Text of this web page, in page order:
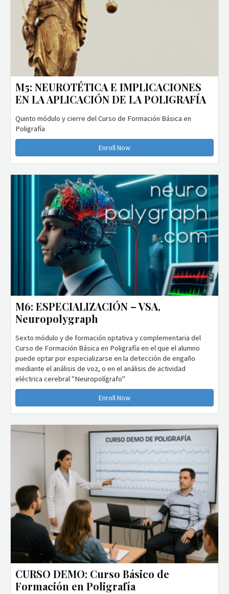
M5: NEUROTÉTICA E IMPLICACIONES
EN LA APLICACIÓN DE LA POLIGRAFÍA
Quinto módulo y cierre del Curso de Formación Básica en
Poligrafía
Enroll Now
M6: ESPECIALIZACIÓN – VSA,
Neuropolygraph
Sexto módulo y de formación optativa y complementaria del
Curso de Formación Básica en Poligrafía en el que el alumno
puede optar por especializarse en la detección de engaño
mediante el análisis de voz, o en el análisis de actividad
eléctrica cerebral "Neuropolígrafo"
Enroll Now
CURSO DEMO: Curso Básico de
Formación en Poligrafía